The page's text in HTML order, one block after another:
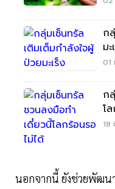
ก
มะ
01
ก
โ
18
นอกจากนี้ ยังช่วยพัฒ